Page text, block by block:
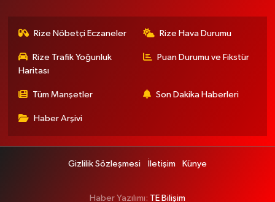
Rize Nöbetçi Eczaneler Rize Hava Durumu
Rize Trafik Yoğunluk
Haritası
Puan Durumu ve Fikstür
Tüm Manşetler Son Dakika Haberleri
Haber Arşivi
Gizlilik Sözleşmesi İletişim Künye
Haber Yazılımı: TE Bilişim